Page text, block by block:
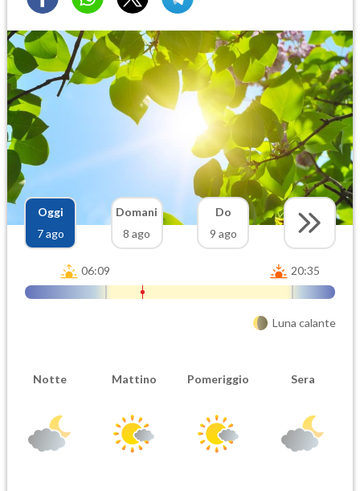
Oggi
7 ago
Domani
8 ago
Do
9 ago
06:09 20:35
Luna calante
Notte Mattino Pomeriggio Sera